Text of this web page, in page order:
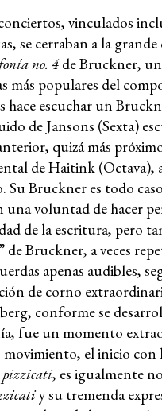
vinculados
se cerraban a la
no. 4de Bruckner,
más populares del
hace escuchar un
de Jansons (Sexta)
quizá más
de Haitink (Octava),
Su Bruckner es todo
una voluntad de hacer
de la escritura, pero
de Bruckner, a veces
apenas audibles,
de corno
conforme se
fue un momento
el inicio con
pizzicati, es igualmente
y su tremenda